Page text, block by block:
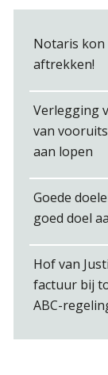
Notaris
aftrekken!
Verlegging
van
aan lopen
Goede
goed doel
Hof van
factuur bij
ABC-